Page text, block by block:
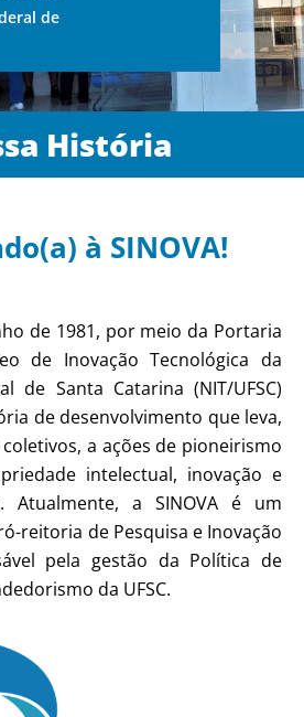
de
História
à SINOVA!
de 1981, por meio da Portaria
de Inovação Tecnológica da
de Santa Catarina (NIT/UFSC)
de desenvolvimento que leva,
a ações de pioneirismo
intelectual, inovação e
Atualmente, a SINOVA é um
reitoria de Pesquisa e Inovação
pela gestão da Política de
da UFSC.